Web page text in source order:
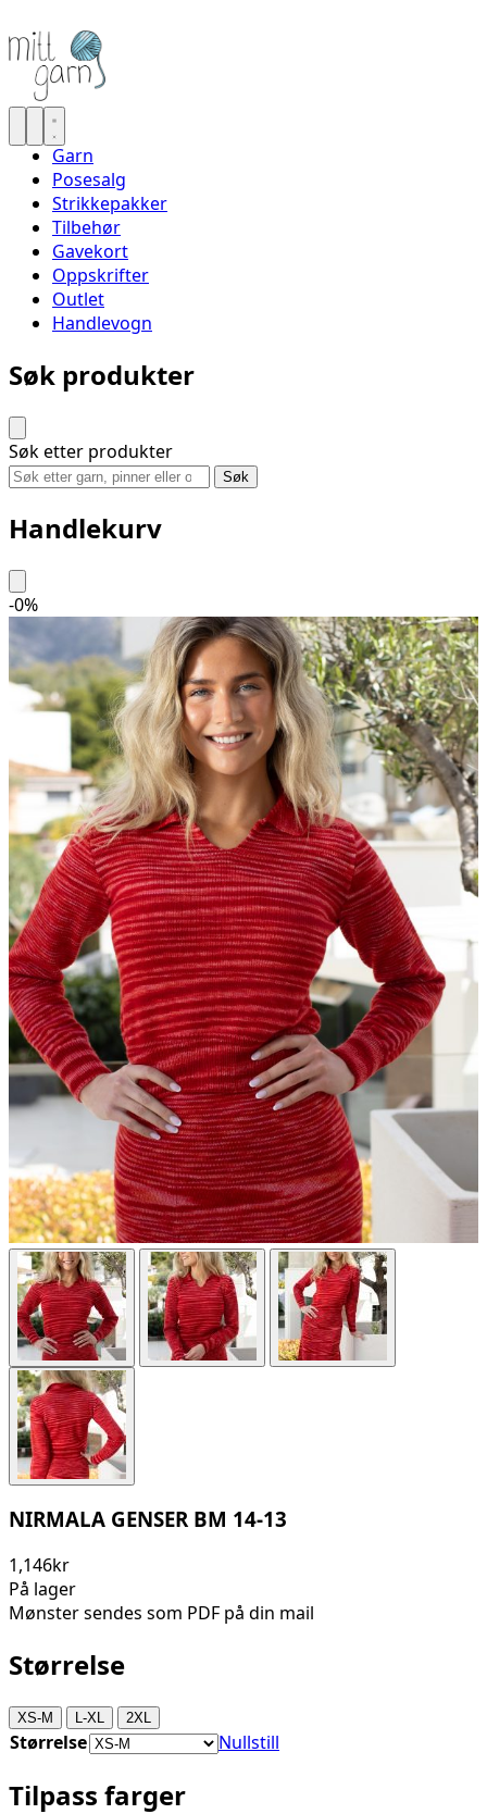
Garn
Posesalg
Strikkepakker
Tilbehør
Gavekort
Oppskrifter
Outlet
Handlevogn
Søk produkter
Søk etter produkter
Søk
Handlekurv
-0%
NIRMALA GENSER BM 14-13
1,146kr
På lager
Mønster sendes som PDF på din mail
Størrelse
XS-M L-XL 2XL
Størrelse Nullstill
Tilpass farger